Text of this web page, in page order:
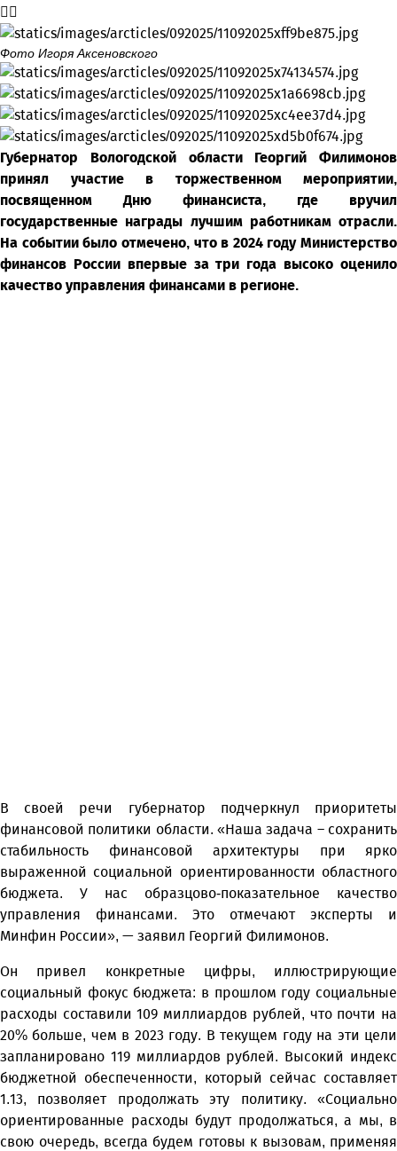
Фото Игоря Аксеновского
Губернатор Вологодской области Георгий Филимонов
принял участие в торжественном мероприятии,
посвященном Дню финансиста, где вручил
государственные награды лучшим работникам отрасли.
На событии было отмечено, что в 2024 году Министерство
финансов России впервые за три года высоко оценило
качество управления финансами в регионе.
В своей речи губернатор подчеркнул приоритеты
финансовой политики области. «Наша задача – сохранить
стабильность финансовой архитектуры при ярко
выраженной социальной ориентированности областного
бюджета. У нас образцово-показательное качество
управления финансами. Это отмечают эксперты и
Минфин России», — заявил Георгий Филимонов.
Он привел конкретные цифры, иллюстрирующие
социальный фокус бюджета: в прошлом году социальные
расходы составили 109 миллиардов рублей, что почти на
20% больше, чем в 2023 году. В текущем году на эти цели
запланировано 119 миллиардов рублей. Высокий индекс
бюджетной обеспеченности, который сейчас составляет
1.13, позволяет продолжать эту политику. «Социально
ориентированные расходы будут продолжаться, а мы, в
свою очередь, всегда будем готовы к вызовам, применяя